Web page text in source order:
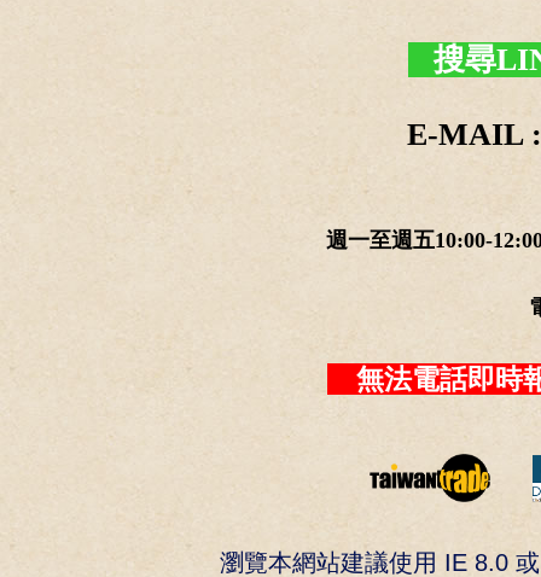
搜尋
E-MAIL :
週一至週五10:00-
無法電話即
瀏覽本網站建議使用 IE 8.0